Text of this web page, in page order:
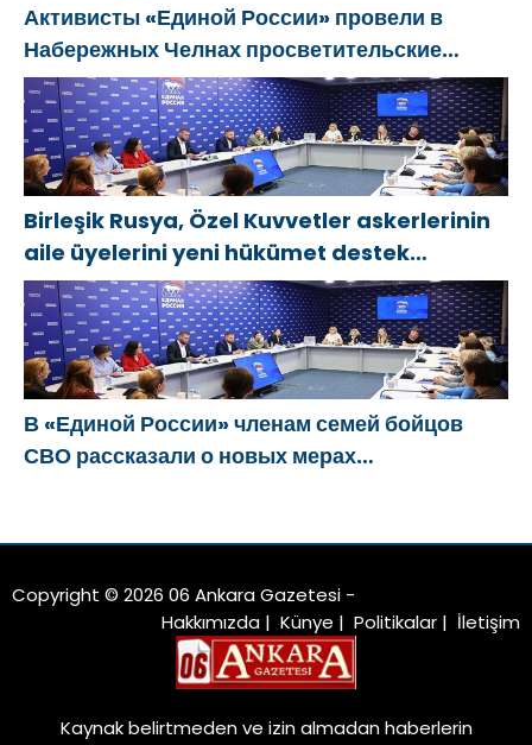
Активисты «Единой России» провели в
Набережных Челнах просветительские
мероприятия для молодых специалистов
КАМАЗа
Birleşik Rusya, Özel Kuvvetler askerlerinin
aile üyelerini yeni hükümet destek
önlemleri hakkında bilgilendirdi
В «Единой России» членам семей бойцов
СВО рассказали о новых мерах
Copyright © 2026 06 Ankara Gazetesi -
Hakkımızda | Künye | Politikalar | İletişim
Kaynak belirtmeden ve izin almadan haberlerin